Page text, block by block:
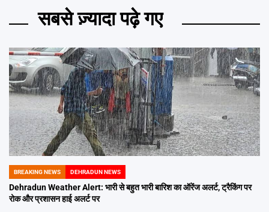
सबसे ज़्यादा पढ़े गए
POSTED
IN
BREAKING NEWS DEHRADUN NEWS
Dehradun Weather Alert: भारी से बहुत भारी बारिश का ऑरेंज अलर्ट, ट्रैकिंग पर
रोक और प्रशासन हाई अलर्ट पर